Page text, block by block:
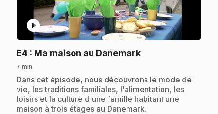
play_circle
E4 : Ma maison au Danemark.
7 min
.Dans cet épisode, nous découvrons le mode de
vie, les traditions familiales, l'alimentation, les
loisirs et la culture d'une famille habitant une
maison à trois étages au Danemark.